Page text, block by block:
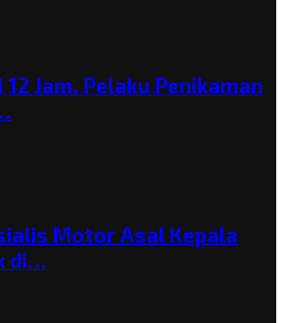
Jam, Pelaku Penikaman
Motor Asal Kepala
di…